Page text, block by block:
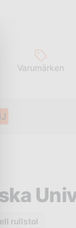
Varumärken
rullstol
closes the